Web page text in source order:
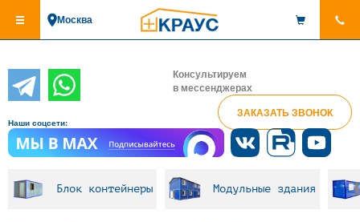
основному
Москва
Консультируем
в мессенджерах
ЗАКАЗАТЬ ЗВОНОК
Наши соцсети:
Блок контейнеры Модульные здания